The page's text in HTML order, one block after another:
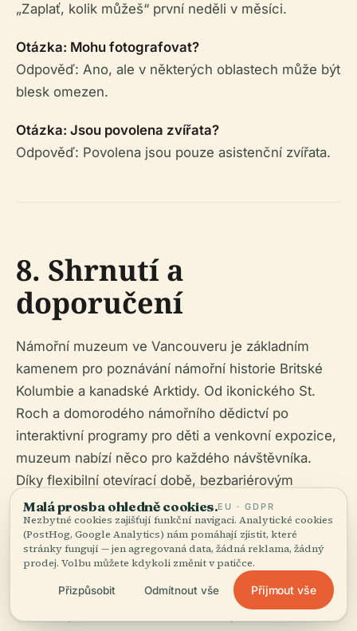
„Zaplať, kolik můžeš“ první neděli v měsíci.
Otázka: Mohu fotografovat?
Odpověď: Ano, ale v některých oblastech může být
blesk omezen.
Otázka: Jsou povolena zvířata?
Odpověď: Povolena jsou pouze asistenční zvířata.
8. Shrnutí a
doporučení
Námořní muzeum ve Vancouveru je základním
kamenem pro poznávání námořní historie Britské
Kolumbie a kanadské Arktidy. Od ikonického St.
Roch a domorodého námořního dědictví po
interaktivní programy pro děti a venkovní expozice,
muzeum nabízí něco pro každého návštěvníka.
Díky flexibilní otevírací době, bezbariérovým
zařízením, komentovaným prohlídkám a blízkosti
dalších špičkových historických památek ve
Vancouveru je ideálním cílem pro rodiny, milovníky
historie i cestovatele. Pro co nejlepší zážitek si
prohlédněteoficiální webové stránky muzea pro
aktuální podrobnosti, stáhněte si aplikaci Audiala
Malá prosba ohledně cookies.EU · GDPR
Nezbytné cookies zajišťují funkční navigaci. Analytické cookies
(PostHog, Google Analytics) nám pomáhají zjistit, které
stránky fungují — jen agregovaná data, žádná reklama, žádný
prodej. Volbu můžete kdykoli změnit v patičce.
Přizpůsobit Odmítnout vše Přijmout vše